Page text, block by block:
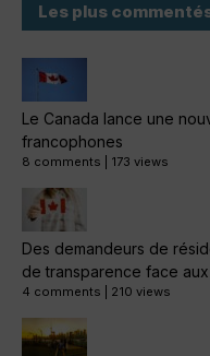
Les plus
Le Canada lance une
francophones
8 comments 173 views
Des demandeurs de
de transparence face
4 comments 210 views